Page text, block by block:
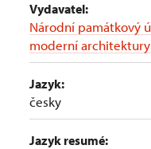
Vydavatel:
Národní památkový
moderní architektury
Jazyk:
česky
Jazyk resumé: